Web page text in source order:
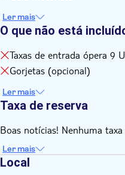
Ler mais
O que não está
Taxas de entrada ópera 9
Gorjetas (opcional)
Ler mais
Taxa de reserva
Boas notícias! Nenhuma
Ler mais
Local